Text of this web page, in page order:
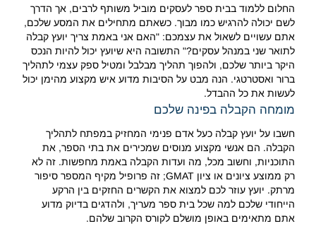
החלום ללמוד בבית ספר לעסקים מוביל משותף לרבים, אך הדרך
לשם יכולה להרגיש כמו מבוך. כשאתם מתחילים את המסע שלכם,
אתם עשויים לשאול את עצמכם: "האם אני באמת צריך יועץ קבלה
לתואר שני במנהל עסקים?" התשובה היא שיועץ יכול להיות הנכס
היקר ביותר שלכם, ולהפוך תהליך מבלבל ומטיל ספק עצמי לתהליך
ברור ואסטרטגי. הנה מבט על הסיבות מדוע איש מקצוע מהימן יכול
לעשות את כל ההבדל.
מומחה הקבלה בפינה שלכם
חשבו על יועץ קבלה כעל אדם פנימי המחזיק במפתח לתהליך
הקבלה. הם אנשי מקצוע מנוסים שמכירים את בתי הספר, את
התוכניות, וחשוב מכל, מה ועדות הקבלה באמת מחפשות. זה לא
רק ממוצע ציונים או ציון GMAT; זה פרופיל מקיף המספר סיפור
מרתק. יועץ עוזר לכם למצוא את הקשרים החזקים בין הרקע
הייחודי שלכם למה שכל בית ספר מעריך, ולהדגים בדיוק מדוע
אתם מתאימים באופן מושלם לקורס הקרוב שלהם.